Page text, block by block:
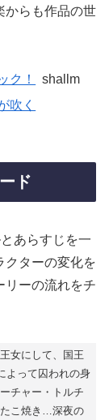
からも作品の世
ク！
shallm
吹く
ド
あらすじを一
クターの変化を
リーの流れをチ
女にして、国王
よって囚われの身
チャー・トルチ
こ焼き…深夜の